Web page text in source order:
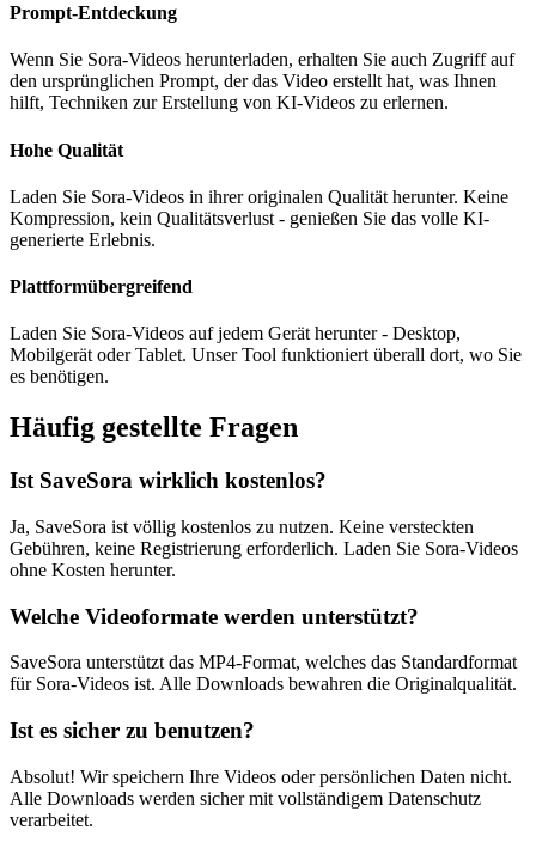
Prompt-Entdeckung
Wenn Sie Sora-Videos herunterladen, erhalten Sie auch Zugriff auf
den ursprünglichen Prompt, der das Video erstellt hat, was Ihnen
hilft, Techniken zur Erstellung von KI-Videos zu erlernen.
Hohe Qualität
Laden Sie Sora-Videos in ihrer originalen Qualität herunter. Keine
Kompression, kein Qualitätsverlust - genießen Sie das volle KI-
generierte Erlebnis.
Plattformübergreifend
Laden Sie Sora-Videos auf jedem Gerät herunter - Desktop,
Mobilgerät oder Tablet. Unser Tool funktioniert überall dort, wo Sie
es benötigen.
Häufig gestellte Fragen
Ist SaveSora wirklich kostenlos?
Ja, SaveSora ist völlig kostenlos zu nutzen. Keine versteckten
Gebühren, keine Registrierung erforderlich. Laden Sie Sora-Videos
ohne Kosten herunter.
Welche Videoformate werden unterstützt?
SaveSora unterstützt das MP4-Format, welches das Standardformat
für Sora-Videos ist. Alle Downloads bewahren die Originalqualität.
Ist es sicher zu benutzen?
Absolut! Wir speichern Ihre Videos oder persönlichen Daten nicht.
Alle Downloads werden sicher mit vollständigem Datenschutz
verarbeitet.